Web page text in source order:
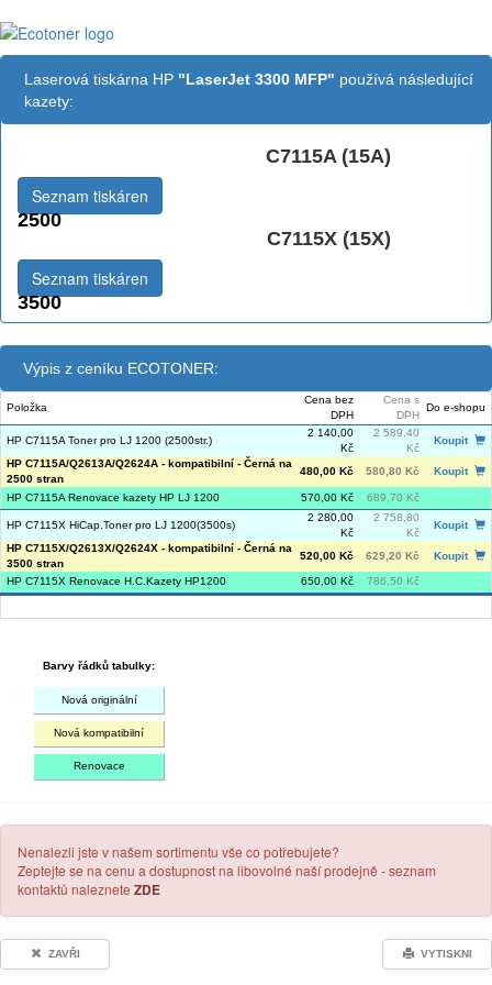
Laserová tiskárna HP "LaserJet 3300 MFP" používá následující
kazety:
C7115A (15A)
2500
Seznam tiskáren
C7115X (15X)
3500
Seznam tiskáren
Výpis z ceníku ECOTONER:
Položka
Cena bez
DPH
Cena s
DPH
Do e-shopu
HP C7115A Toner pro LJ 1200 (2500str.)
2 140,00
Kč
2 589,40
Kč
Koupit
HP C7115A/Q2613A/Q2624A - kompatibilní - Černá na
2500 stran
480,00 Kč 580,80 Kč Koupit
HP C7115A Renovace kazety HP LJ 1200 570,00 Kč 689,70 Kč
HP C7115X HiCap.Toner pro LJ 1200(3500s)
2 280,00
Kč
2 758,80
Kč
Koupit
HP C7115X/Q2613X/Q2624X - kompatibilní - Černá na
3500 stran
520,00 Kč 629,20 Kč Koupit
HP C7115X Renovace H.C.Kazety HP1200 650,00 Kč 786,50 Kč
Barvy řádků tabulky:
Nová originální
Nová kompatibilní
Renovace
Nenalezli jste v našem sortimentu vše co potřebujete?
Zeptejte se na cenu a dostupnost na libovolné naší prodejně - seznam
kontaktů naleznete ZDE
ZAVŘI VYTISKNI